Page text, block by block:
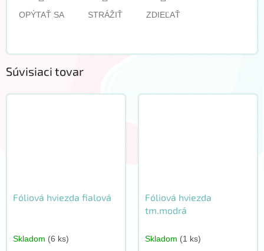
OPÝTAŤ SA STRÁŽIŤ ZDIEĽAŤ
Súvisiaci tovar
Fóliová hviezda fialová
Skladom (6 ks)
Fóliová hviezda
tm.modrá
Skladom (1 ks)